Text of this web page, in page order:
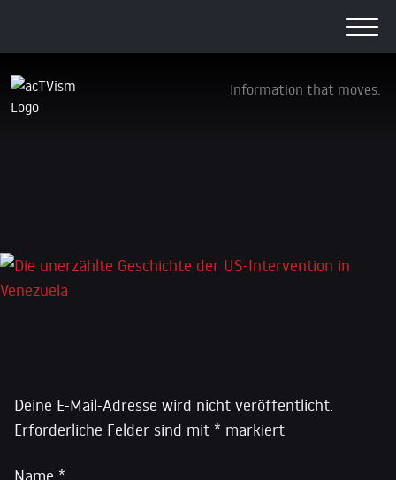
Information that moves.
Die unerzählte Geschichte der US-
Deine E-Mail-Adresse wird nicht veröffentlicht.
Erforderliche Felder sind mit * markiert
Name *